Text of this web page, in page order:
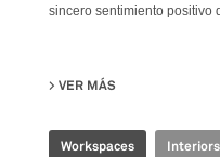
sincero sentimiento positivo
VER MÁS
Workspaces Interiors